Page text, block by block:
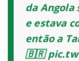
da Angola
e estava
então a
🇧🇷